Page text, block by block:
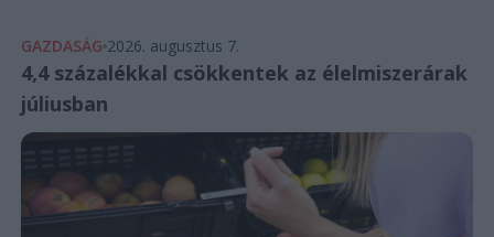
GAZDASÁG 2026. augusztus 7.
4,4 százalékkal csökkentek az élelmiszerárak
júliusban